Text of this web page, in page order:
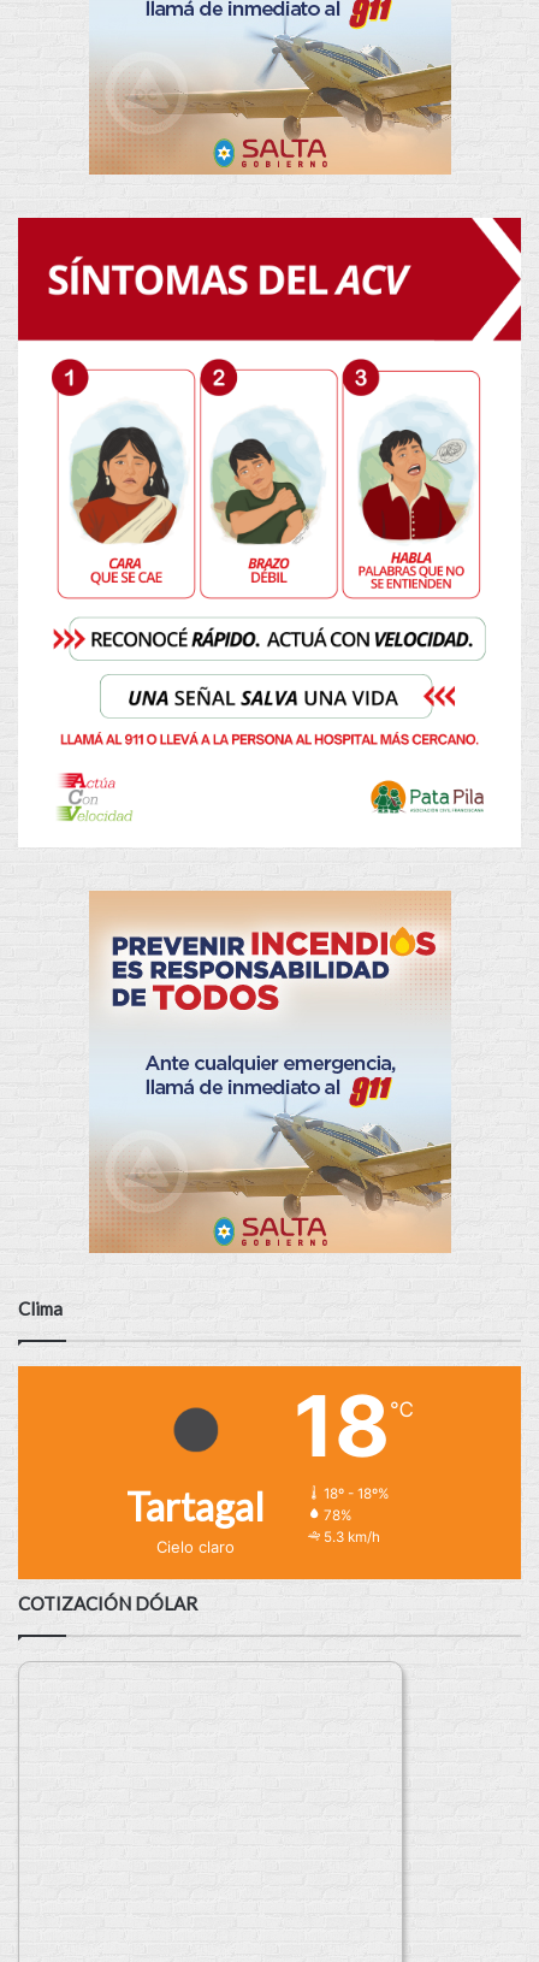
Clima
Tartagal
Cielo claro
18 ℃
18º - 18º%
78%
5.3 km/h
COTIZACIÓN DÓLAR